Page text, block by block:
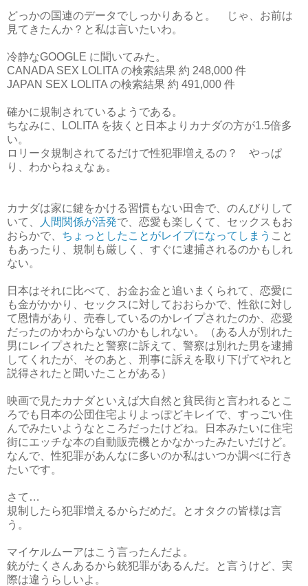
どっかの国連のデータでしっかりあると。 じゃ、お前は
見てきたんか？と私は言いたいわ。
冷静なGOOGLE に聞いてみた。
CANADA SEX LOLITA の検索結果 約 248,000 件
JAPAN SEX LOLITA の検索結果 約 491,000 件
確かに規制されているようである。
ちなみに、LOLITA を抜くと日本よりカナダの方が1.5倍多
い。
ロリータ規制されてるだけで性犯罪増えるの？ やっぱ
り、わからねぇなぁ。
カナダは家に鍵をかける習慣もない田舎で、のんびりして
いて、
人間関係が活発で、恋愛も楽しくて、セックスもお
おらかで、 ちょっとしたことがレイプになってしまう こと
もあったり、規制も厳しく、すぐに逮捕されるのかもしれ
ない。
日本はそれに比べて、お金お金と追いまくられて、恋愛に
も金がかかり、セックスに対しておおらかで、性欲に対し
て恩情があり、売春しているのかレイプされたのか、恋愛
だったのかわからないのかもしれない。（ある人が別れた
男にレイプされたと警察に訴えて、警察は別れた男を逮捕
してくれたが、そのあと、刑事に訴えを取り下げてやれと
説得されたと聞いたことがある）
映画で見たカナダといえば大自然と貧民街と言われるとこ
ろでも日本の公団住宅よりよっぽどキレイで、すっごい住
んでみたいようなところだったけどね。日本みたいに住宅
街にエッチな本の自動販売機とかなかったみたいだけど。
なんで、性犯罪があんなに多いのか私はいつか調べに行き
たいです。
さて…
規制したら犯罪増えるからだめだ。とオタクの皆様は言
う。
マイケルムーアはこう言ったんだよ。
銃がたくさんあるから銃犯罪があるんだ。と言うけど、実
際は違うらしいよ。